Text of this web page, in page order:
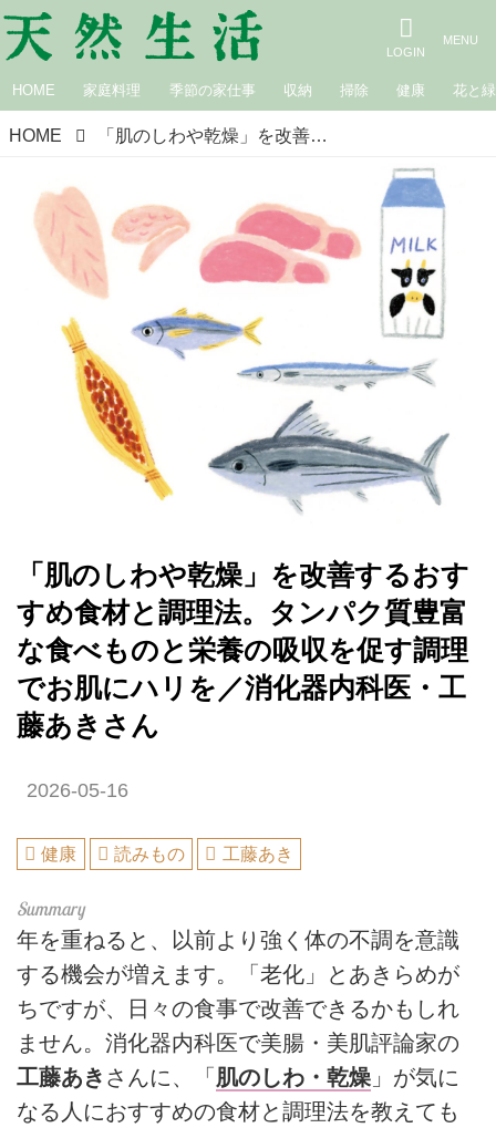
HOME 家庭料理 季節の家仕事 収納 掃除 健康 花と緑
HOME 「肌のしわや乾燥」を改善するおすすめ食材と調理法。タンパク質豊富な食べものと栄養の吸収を促す調理でお肌にハリを／消化器内科医・工藤あきさん
「肌のしわや乾燥」を改善するおす
すめ食材と調理法。タンパク質豊富
な食べものと栄養の吸収を促す調理
でお肌にハリを／消化器内科医・工
藤あきさん
2026-05-16
健康 読みもの 工藤あき
年を重ねると、以前より強く体の不調を意識
する機会が増えます。「老化」とあきらめが
ちですが、日々の食事で改善できるかもしれ
ません。消化器内科医で美腸・美肌評論家の
工藤あき さんに、「 肌のしわ・乾燥 」が気に
なる人におすすめの食材と調理法を教えても